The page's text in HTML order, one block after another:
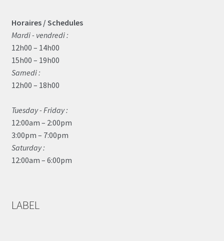
Horaires / Schedules
Mardi - vendredi :
12h00 – 14h00
15h00 – 19h00
Samedi :
12h00 – 18h00
Tuesday - Friday :
12:00am – 2:00pm
3:00pm – 7:00pm
Saturday :
12:00am – 6:00pm
LABEL